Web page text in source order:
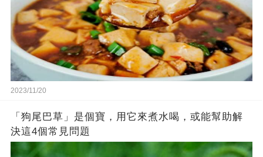
2023/11/20
「狗尾巴草」是個寶，用它來煮水喝，或能幫助解
決這4個常見問題